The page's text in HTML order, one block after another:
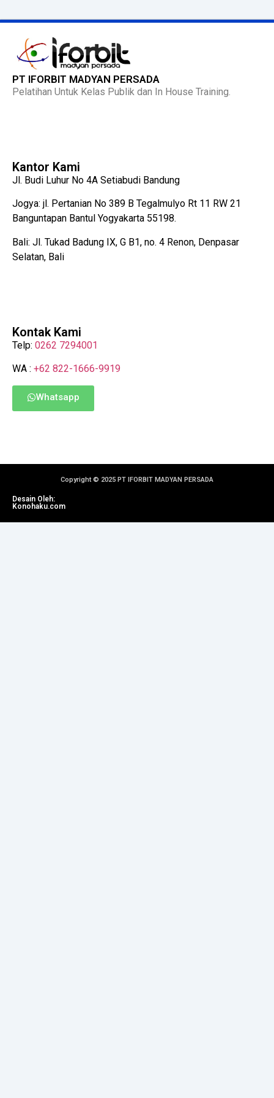
PT IFORBIT MADYAN PERSADA
Pelatihan Untuk Kelas Publik dan In House Training.
Kantor Kami
Jl. Budi Luhur No 4A Setiabudi Bandung
Jogya: jl. Pertanian No 389 B Tegalmulyo Rt 11 RW 21
Banguntapan Bantul Yogyakarta 55198.
Bali: Jl. Tukad Badung IX, G B1, no. 4 Renon, Denpasar
Selatan, Bali
Kontak Kami
Telp: 0262 7294001
WA : +62 822-1666-9919
Whatsapp
Copyright © 2025 PT IFORBIT MADYAN PERSADA
Desain Oleh:
Konohaku.com